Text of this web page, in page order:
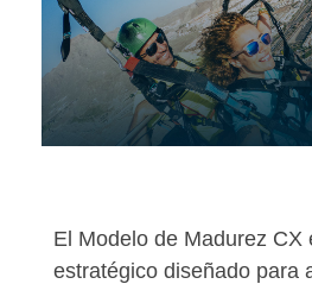
El Modelo de Madurez CX
estratégico diseñado para